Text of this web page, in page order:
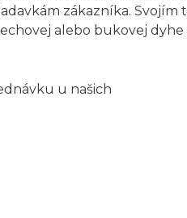
zákazníka. Svojím
alebo bukovej dyhe
u našich